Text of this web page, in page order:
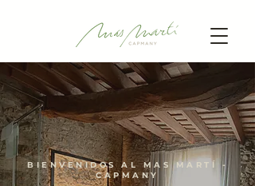
BIENVENIDOS AL MAS MARTÍ -
CAPMANY